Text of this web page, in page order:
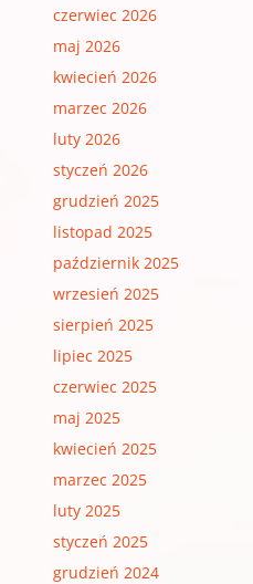
czerwiec 2026
maj 2026
kwiecień 2026
marzec 2026
luty 2026
styczeń 2026
grudzień 2025
listopad 2025
październik 2025
wrzesień 2025
sierpień 2025
lipiec 2025
czerwiec 2025
maj 2025
kwiecień 2025
marzec 2025
luty 2025
styczeń 2025
grudzień 2024